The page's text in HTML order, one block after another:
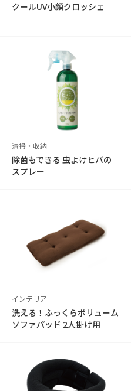
クールUV小顔クロッシェ
清掃・収納
除菌もできる 虫よけヒバの
スプレー
インテリア
洗える！ふっくらボリューム
ソファパッド 2人掛け用